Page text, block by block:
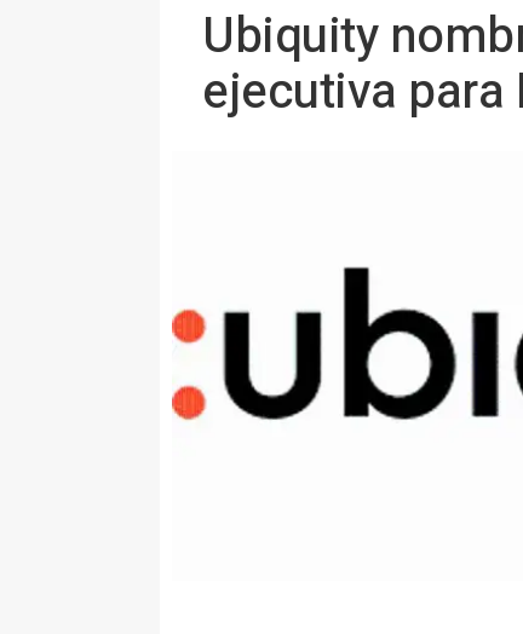
Ubiquity
ejecutiva para